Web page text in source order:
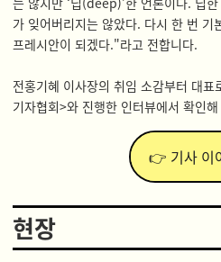
가 잊어버리지는 않았다. 다시 한 번 기
프레시안이 되겠다."라고 전합니다.
전홍기혜 이사장의 취임 소감부터 대
기자협회>와 진행한 인터뷰에서 확인
👉 기사 이
현장